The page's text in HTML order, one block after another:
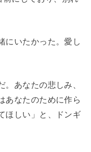
にいたかった。愛し
あなたの悲しみ、
あなたのために作ら
ほしい」と、ドンギ